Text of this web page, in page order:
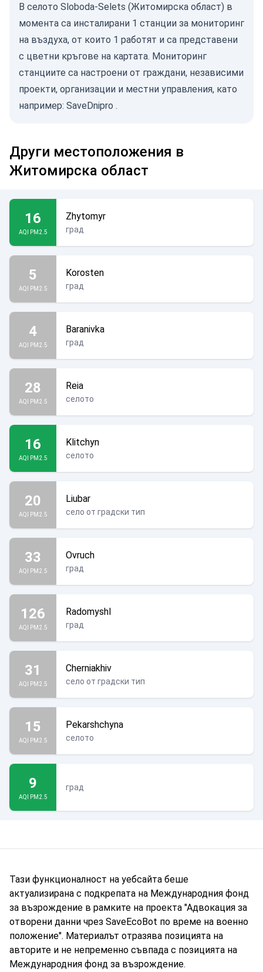
В селото Sloboda-Selets (Житомирска област) в
момента са инсталирани 1 станции за мониторинг
на въздуха, от които 1 работят и са представени
с цветни кръгове на картата. Мониторинг
станциите са настроени от граждани, независими
проекти, организации и местни управления, като
например: SaveDnipro .
Други местоположения в
Житомирска област
16
AQI PM2.5
Zhytomyr
град
5
AQI PM2.5
Korosten
град
4
AQI PM2.5
Baranivka
град
28
AQI PM2.5
Reia
селото
16
AQI PM2.5
Klitchyn
селото
20
AQI PM2.5
Liubar
село от градски тип
33
AQI PM2.5
Ovruch
град
126
AQI PM2.5
Radomyshl
град
31
AQI PM2.5
Cherniakhiv
село от градски тип
15
AQI PM2.5
Pekarshchyna
селото
9
AQI PM2.5
град
Тази функционалност на уебсайта беше
актуализирана с подкрепата на Международния фонд
за възрождение в рамките на проекта "Адвокация за
отворени данни чрез SaveEcoBot по време на военно
положение". Материалът отразява позицията на
авторите и не непременно съвпада с позицията на
Международния фонд за възрождение.